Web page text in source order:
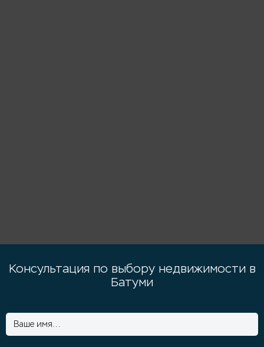
Консультация по выбору недвижимости в
Батуми